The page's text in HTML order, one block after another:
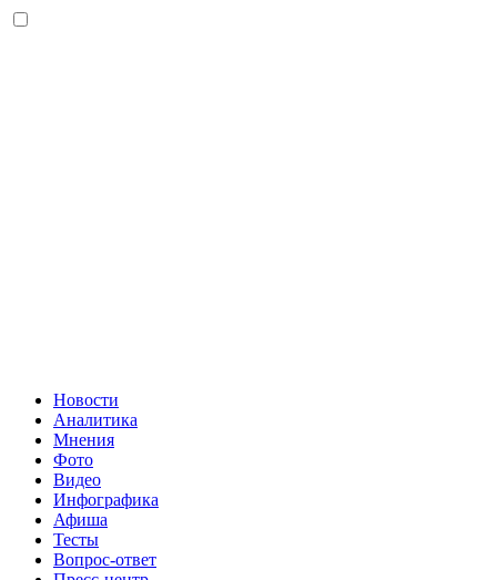
Новости
Аналитика
Мнения
Фото
Видео
Инфографика
Афиша
Тесты
Вопрос-ответ